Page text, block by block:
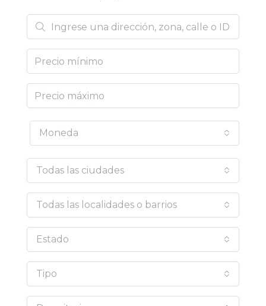
Moneda
Todas las ciudades
Todas las localidades o barrios
Estado
Tipo